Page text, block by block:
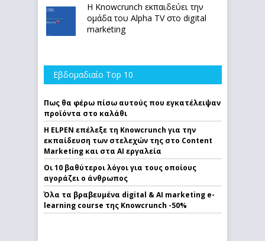
Η Knowcrunch εκπαιδεύει την
ομάδα του Alpha TV στο digital
marketing
Εβδομαδιαίο Top 10
Πως θα φέρω πίσω αυτούς που εγκατέλειψαν
προϊόντα στο καλάθι
Η ELPEN επέλεξε τη Knowcrunch για την
εκπαίδευση των στελεχών της στο Content
Marketing και στα AI εργαλεία
Οι 10 βαθύτεροι λόγοι για τους οποίους
αγοράζει ο άνθρωπος
Όλα τα βραβευμένα digital & AI marketing e-
learning course της Knowcrunch -50%